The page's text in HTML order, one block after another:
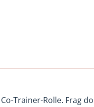
Trainer-Rolle. Frag